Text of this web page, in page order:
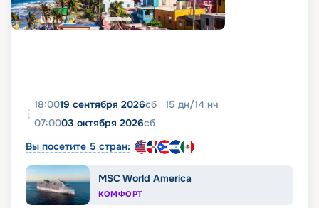
18:0019 сентября 2026сб 15 дн/14 нч
07:0003 октября 2026сб
Вы посетите 5 стран:
MSC World America
КОМФОРТ